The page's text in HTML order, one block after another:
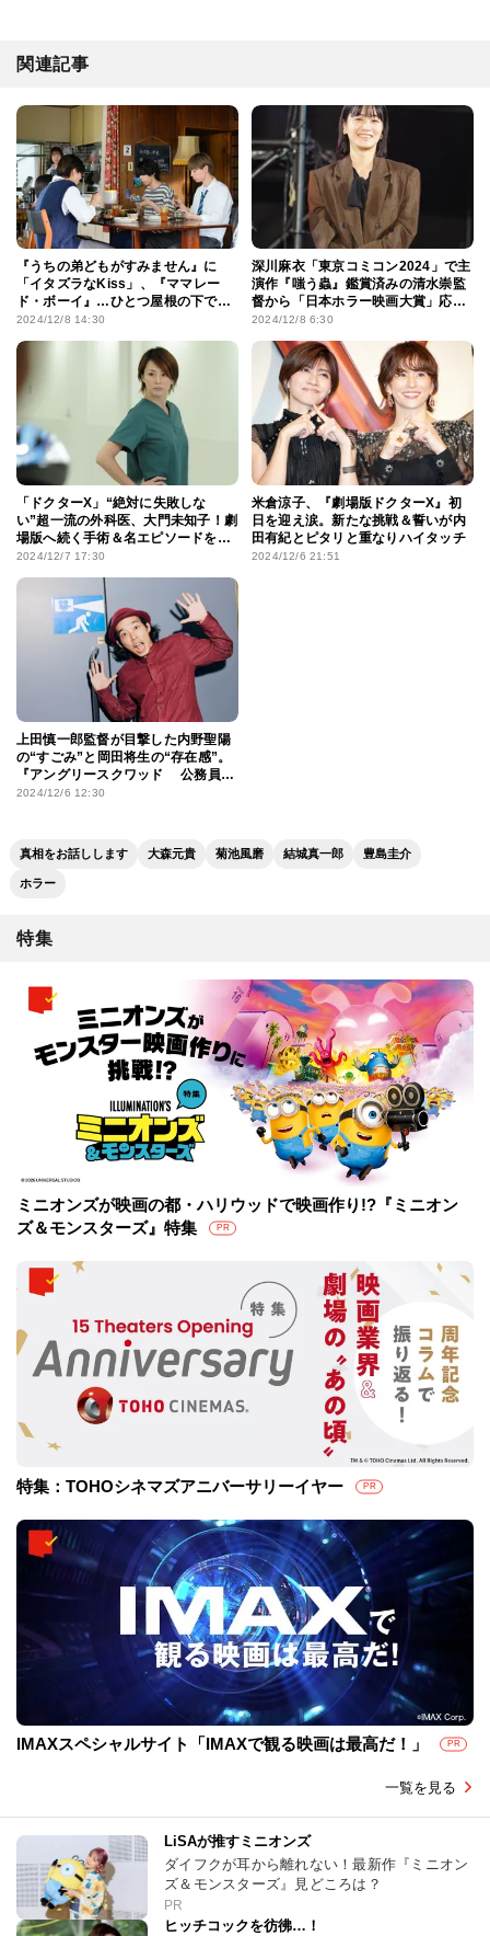
関連記事
『うちの弟どもがすみません』に
「イタズラなKiss」、『ママレー
ド・ボーイ』…ひとつ屋根の下でド
キドキ!!同居生活×ラブコメの親和性
2024/12/8 14:30
深川麻衣「東京コミコン2024」で主
演作『嗤う蟲』鑑賞済みの清水崇監
督から「日本ホラー映画大賞」応募
を薦められるも「怖いのは苦手」!?
2024/12/8 6:30
「ドクターX」“絶対に失敗しな
い”超一流の外科医、大門未知子！劇
場版へ続く手術＆名エピソードを
ピックアップ
2024/12/7 17:30
米倉涼子、『劇場版ドクターX』初
日を迎え涙。新たな挑戦＆誓いが内
田有紀とピタリと重なりハイタッチ
2024/12/6 21:51
上田慎一郎監督が目撃した内野聖陽
の“すごみ”と岡田将生の“存在感”。
『アングリースクワッド 公務員と
７人の詐欺師』撮影秘話
2024/12/6 12:30
真相をお話しします 大森元貴 菊池風磨 結城真一郎 豊島圭介
ホラー
特集
ミニオンズが映画の都・ハリウッドで映画作り!?『ミニオン
ズ＆モンスターズ』特集
PR
特集：TOHOシネマズアニバーサリーイヤー PR
IMAXスペシャルサイト「IMAXで観る映画は最高だ！」 PR
一覧を見る
LiSAが推すミニオンズ
ダイフクが耳から離れない！最新作『ミニオン
ズ＆モンスターズ』見どころは？
PR
ヒッチコックを彷彿…！